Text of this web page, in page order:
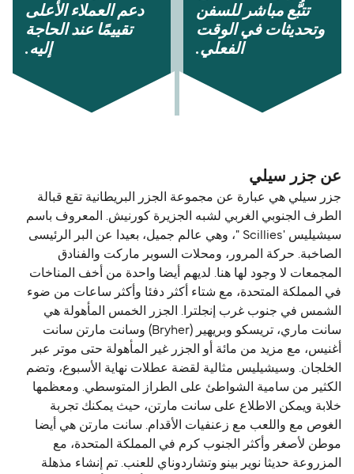
تتبُّع مباشر للسفن
وتحديثات في الوقت
الفعلي.
دعم العملاء الأعلى
تقييمًا عند الحاجة
إليه.
عن جزر سيلي
جزر سيلي هي عبارة عن مجموعة الجزر البريطانية تقع قبالة
الطرف الجنوبي الغربي لشبه الجزيرة كورنيش. المعروف باسم
سيشيليس 'Scillies "، وهي عالم جميل، بعيدا عن البر الرئيسى
الصاخبة. حركة المرور، ومحلات السوبر ماركت والفنادق
المجمعات لا وجود لها هنا. لديهم أيضا واحدة من أخف المناخات
في المملكة المتحدة، مع شتاء أكثر دفئا وأكثر ساعات من ضوء
الشمس في جنوب غرب إنجلترا. الجزر الخمس المأهولة هي
سانت ماري، تريسكو وبريهير (Bryher) وسانت مارتن سانت
أغنيس، مع مزيد من مائة أو الجزر غير المأهولة حتى موتر عبر
الخلجان. وسيشيليس مثالية لقضة عطلات نهاية الأسبوع، وتضم
الكثير من سامية الشواطئ على الطراز المتوسطي. ومعظمها
خلابة ويمكن الاطلاع على سانت مارتن، حيث يمكنك تجربة
الغوص مع واللعب مع زعنفيات الأقدام. سانت مارتن هي أيضا
موطن لأصغر وأكثر الجنوب كرم في المملكة المتحدة، مع
المزروعة حديثا نوير بينو وتشاردوناي للعنب. تم إنشاء مذهلة